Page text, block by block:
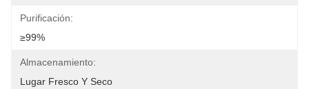
Purificación:
≥99%
Almacenamiento:
Lugar Fresco Y Seco